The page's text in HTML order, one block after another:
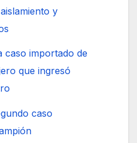
y
caso importado de
que ingresó
caso